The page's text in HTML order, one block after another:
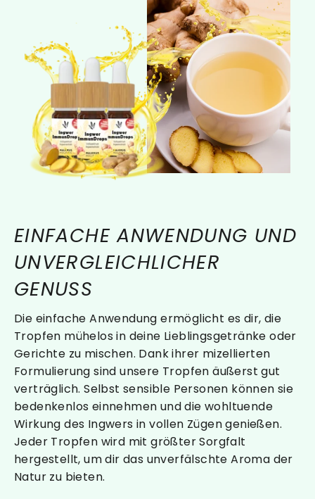
EINFACHE ANWENDUNG UND
UNVERGLEICHLICHER
GENUSS
Die einfache Anwendung ermöglicht es dir, die
Tropfen mühelos in deine Lieblingsgetränke oder
Gerichte zu mischen. Dank ihrer mizellierten
Formulierung sind unsere Tropfen äußerst gut
verträglich. Selbst sensible Personen können sie
bedenkenlos einnehmen und die wohltuende
Wirkung des Ingwers in vollen Zügen genießen.
Jeder Tropfen wird mit größter Sorgfalt
hergestellt, um dir das unverfälschte Aroma der
Natur zu bieten.